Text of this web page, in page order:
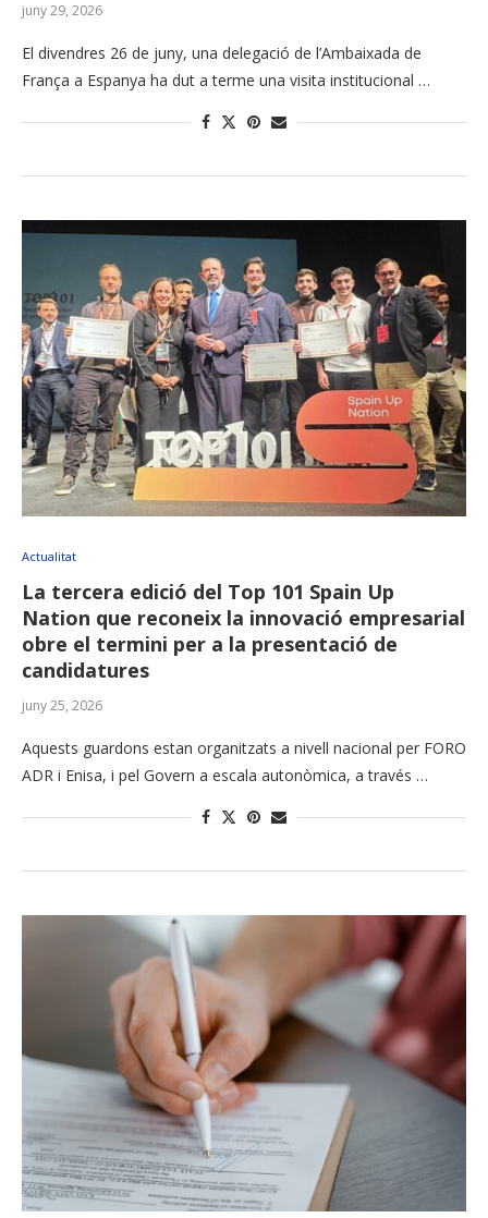
juny 29, 2026
El divendres 26 de juny, una delegació de l’Ambaixada de
França a Espanya ha dut a terme una visita institucional …
Actualitat
La tercera edició del Top 101 Spain Up
Nation que reconeix la innovació empresarial
obre el termini per a la presentació de
candidatures
juny 25, 2026
Aquests guardons estan organitzats a nivell nacional per FORO
ADR i Enisa, i pel Govern a escala autonòmica, a través …